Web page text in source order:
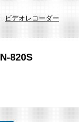
ビデオレコーダー
820S